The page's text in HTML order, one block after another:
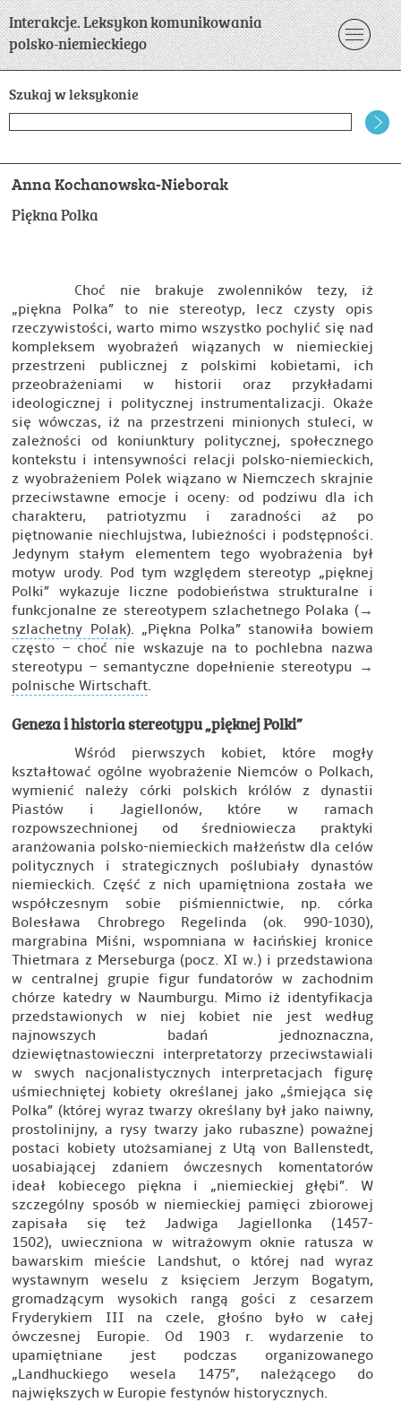
Interakcje. Leksykon komunikowania
polsko-niemieckiego
Szukaj w leksykonie
Anna Kochanowska-Nieborak
Piękna Polka
Choć nie brakuje zwolenników tezy, iż
„piękna Polka” to nie stereotyp, lecz czysty opis
rzeczywistości, warto mimo wszystko pochylić się nad
kompleksem wyobrażeń wiązanych w niemieckiej
przestrzeni publicznej z polskimi kobietami, ich
przeobrażeniami w historii oraz przykładami
ideologicznej i politycznej instrumentalizacji. Okaże
się wówczas, iż na przestrzeni minionych stuleci, w
zależności od koniunktury politycznej, społecznego
kontekstu i intensywności relacji polsko-niemieckich,
z wyobrażeniem Polek wiązano w Niemczech skrajnie
przeciwstawne emocje i oceny: od podziwu dla ich
charakteru, patriotyzmu i zaradności aż po
piętnowanie niechlujstwa, lubieżności i podstępności.
Jedynym stałym elementem tego wyobrażenia był
motyw urody. Pod tym względem stereotyp „pięknej
Polki” wykazuje liczne podobieństwa strukturalne i
funkcjonalne ze stereotypem szlachetnego Polaka (→
szlachetny Polak). „Piękna Polka” stanowiła bowiem
często – choć nie wskazuje na to pochlebna nazwa
stereotypu – semantyczne dopełnienie stereotypu →
polnische Wirtschaft.
Geneza i historia stereotypu „pięknej Polki”
Wśród pierwszych kobiet, które mogły
kształtować ogólne wyobrażenie Niemców o Polkach,
wymienić należy córki polskich królów z dynastii
Piastów i Jagiellonów, które w ramach
rozpowszechnionej od średniowiecza praktyki
aranżowania polsko-niemieckich małżeństw dla celów
politycznych i strategicznych poślubiały dynastów
niemieckich. Część z nich upamiętniona została we
współczesnym sobie piśmiennictwie, np. córka
Bolesława Chrobrego Regelinda (ok. 990-1030),
margrabina Miśni, wspomniana w łacińskiej kronice
Thietmara z Merseburga (pocz. XI w.) i przedstawiona
w centralnej grupie figur fundatorów w zachodnim
chórze katedry w Naumburgu. Mimo iż identyfikacja
przedstawionych w niej kobiet nie jest według
najnowszych badań jednoznaczna,
dziewiętnastowieczni interpretatorzy przeciwstawiali
w swych nacjonalistycznych interpretacjach figurę
uśmiechniętej kobiety określanej jako „śmiejąca się
Polka” (której wyraz twarzy określany był jako naiwny,
prostolinijny, a rysy twarzy jako rubaszne) poważnej
postaci kobiety utożsamianej z Utą von Ballenstedt,
uosabiającej zdaniem ówczesnych komentatorów
ideał kobiecego piękna i „niemieckiej głębi”. W
szczególny sposób w niemieckiej pamięci zbiorowej
zapisała się też Jadwiga Jagiellonka (1457-
1502), uwieczniona w witrażowym oknie ratusza w
bawarskim mieście Landshut, o której nad wyraz
wystawnym weselu z księciem Jerzym Bogatym,
gromadzącym wysokich rangą gości z cesarzem
Fryderykiem III na czele, głośno było w całej
ówczesnej Europie. Od 1903 r. wydarzenie to
upamiętniane jest podczas organizowanego
„Landhuckiego wesela 1475”, należącego do
największych w Europie festynów historycznych.